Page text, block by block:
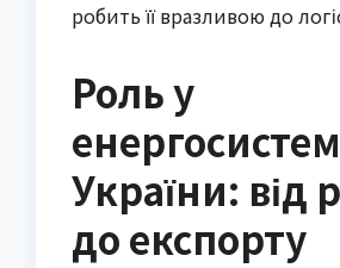
робить її вразливою до
Роль у
України: від
до експорту